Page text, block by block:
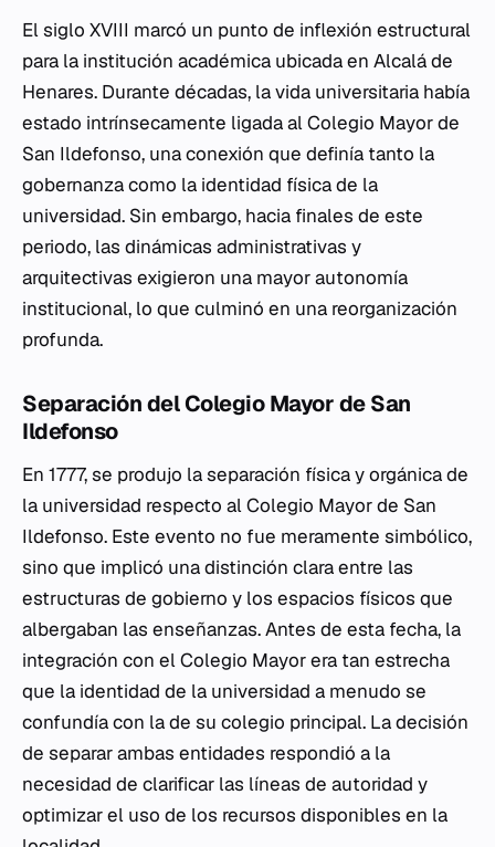
El siglo XVIII marcó un punto de inflexión estructural
para la institución académica ubicada en Alcalá de
Henares. Durante décadas, la vida universitaria había
estado intrínsecamente ligada al Colegio Mayor de
San Ildefonso, una conexión que definía tanto la
gobernanza como la identidad física de la
universidad. Sin embargo, hacia finales de este
periodo, las dinámicas administrativas y
arquitectivas exigieron una mayor autonomía
institucional, lo que culminó en una reorganización
profunda.
Separación del Colegio Mayor de San
Ildefonso
En 1777, se produjo la separación física y orgánica de
la universidad respecto al Colegio Mayor de San
Ildefonso. Este evento no fue meramente simbólico,
sino que implicó una distinción clara entre las
estructuras de gobierno y los espacios físicos que
albergaban las enseñanzas. Antes de esta fecha, la
integración con el Colegio Mayor era tan estrecha
que la identidad de la universidad a menudo se
confundía con la de su colegio principal. La decisión
de separar ambas entidades respondió a la
necesidad de clarificar las líneas de autoridad y
optimizar el uso de los recursos disponibles en la